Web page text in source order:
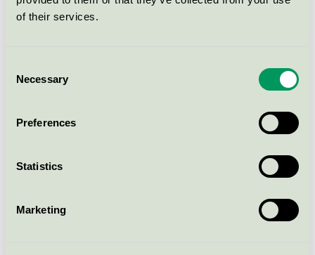
of their services.
Selection
Necessary
Preferences
Statistics
Marketing
Mysk
bromerade flamskyddsmedel och
Fri formaldehyd
Organiska tennföreningar